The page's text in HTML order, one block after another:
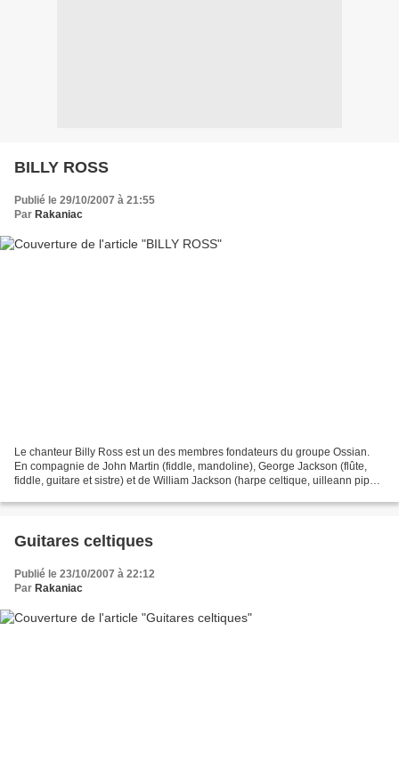
BILLY ROSS
Publié le 29/10/2007 à 21:55
Par Rakaniac
Le chanteur Billy Ross est un des membres fondateurs du groupe Ossian.
En compagnie de John Martin (fiddle, mandoline), George Jackson (flûte,
fiddle, guitare et sistre) et de William Jackson (harpe celtique, uilleann pipe,
Guitares celtiques
Publié le 23/10/2007 à 22:12
Par Rakaniac